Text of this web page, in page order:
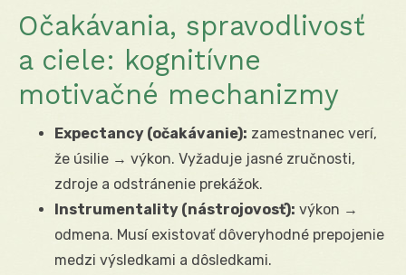
Očakávania, spravodlivosť
a ciele: kognitívne
motivačné mechanizmy
Expectancy (očakávanie): zamestnanec verí,
že úsilie → výkon. Vyžaduje jasné zručnosti,
zdroje a odstránenie prekážok.
Instrumentality (nástrojovosť): výkon →
odmena. Musí existovať dôveryhodné prepojenie
medzi výsledkami a dôsledkami.